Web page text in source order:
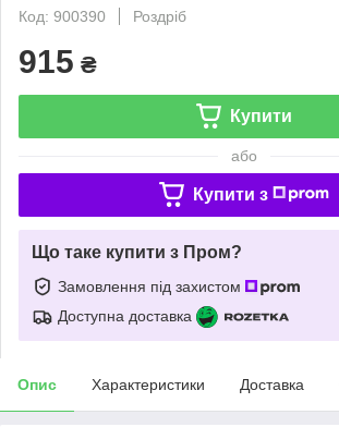
Код: 900390
Роздріб
915 ₴
Купити
або
Купити з
Що таке купити з Пром?
Замовлення під захистом
Доступна доставка
Опис Характеристики Доставка